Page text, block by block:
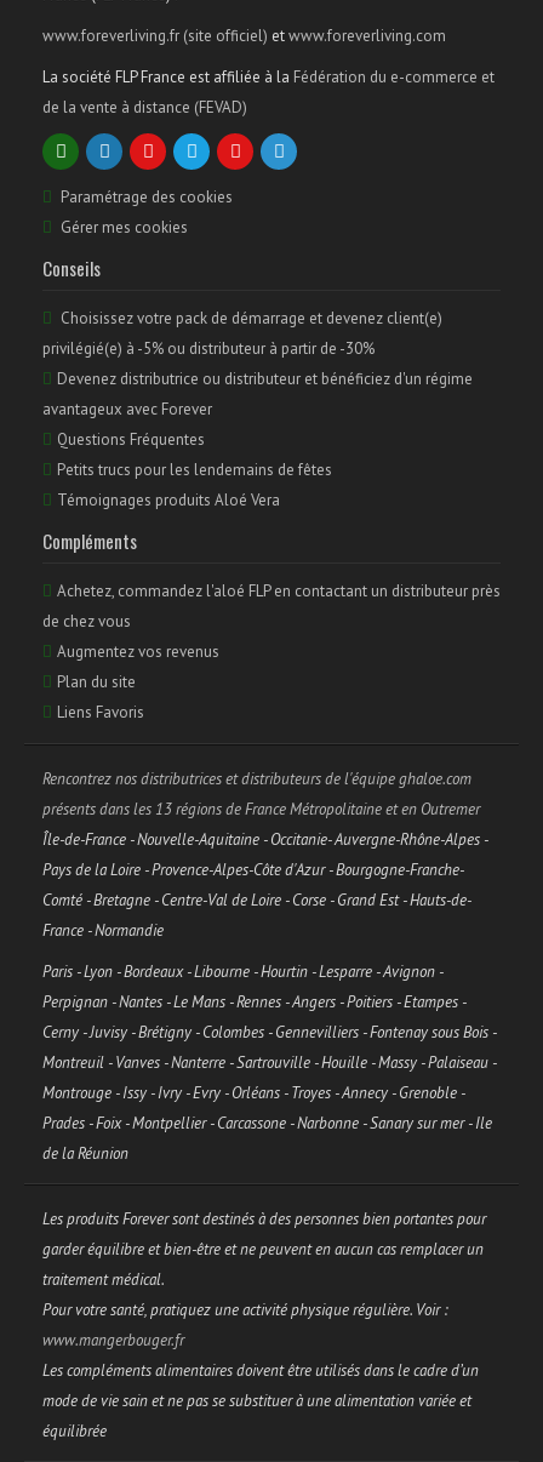
www.foreverliving.fr (site officiel) etwww.foreverliving.com
La société FLP France est affiliée à la Fédération du e-commerce et
de la vente à distance (FEVAD)
Paramétrage des cookies
Gérer mes cookies
Conseils
Choisissez votre pack de démarrage et devenez client(e)
privilégié(e) à -5% ou distributeur à partir de -30%
Devenez distributrice ou distributeur et bénéficiez d'un régime
avantageux avec Forever
Questions Fréquentes
Petits trucs pour les lendemains de fêtes
Témoignages produits Aloé Vera
Compléments
Achetez, commandez l'aloé FLP en contactant un distributeur près
de chez vous
Augmentez vos revenus
Plan du site
Liens Favoris
Rencontrez nos distributrices et distributeurs de l'équipe ghaloe.com
présents dans les 13 régions de France Métropolitaine et en Outremer
Île-de-France - Nouvelle-Aquitaine - Occitanie- Auvergne-Rhône-Alpes -
Pays de la Loire - Provence-Alpes-Côte d'Azur - Bourgogne-Franche-
Comté - Bretagne - Centre-Val de Loire - Corse - Grand Est - Hauts-de-
France - Normandie
Paris - Lyon - Bordeaux - Libourne - Hourtin - Lesparre - Avignon -
Perpignan - Nantes - Le Mans - Rennes - Angers - Poitiers - Etampes -
Cerny - Juvisy - Brétigny - Colombes - Gennevilliers - Fontenay sous Bois -
Montreuil - Vanves - Nanterre - Sartrouville - Houille - Massy - Palaiseau -
Montrouge - Issy - Ivry - Evry - Orléans - Troyes - Annecy - Grenoble -
Prades - Foix - Montpellier - Carcassone - Narbonne - Sanary sur mer - Ile
de la Réunion
Les produits Forever sont destinés à des personnes bien portantes pour
garder équilibre et bien-être et ne peuvent en aucun cas remplacer un
traitement médical.
Pour votre santé, pratiquez une activité physique régulière. Voir :
www.mangerbouger.fr
Les compléments alimentaires doivent être utilisés dans le cadre d’un
mode de vie sain et ne pas se substituer à une alimentation variée et
équilibrée